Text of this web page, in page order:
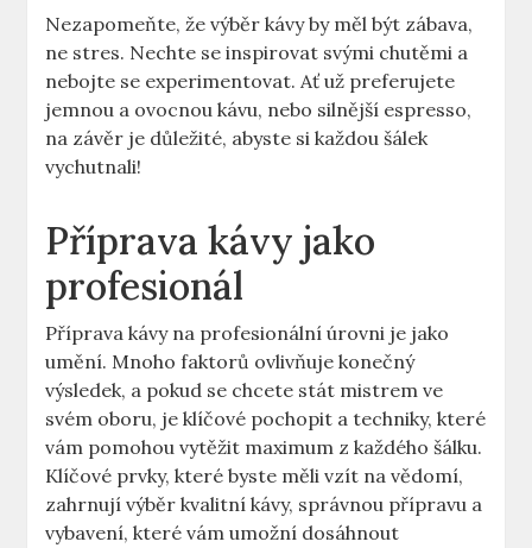
Nezapomeňte, že výběr kávy by měl být zábava,
ne stres. Nechte se inspirovat svými chutěmi a
nebojte se experimentovat. Ať už preferujete
jemnou a ovocnou kávu, nebo silnější espresso,
na závěr je důležité, abyste si každou šálek
vychutnali!
Příprava kávy jako
profesionál
Příprava kávy na profesionální úrovni je jako
umění. Mnoho faktorů ovlivňuje konečný
výsledek, a pokud se chcete stát mistrem ve
svém oboru, je klíčové pochopit a techniky, které
vám pomohou vytěžit maximum z každého šálku.
Klíčové prvky, které byste měli vzít na vědomí,
zahrnují výběr kvalitní kávy, správnou přípravu a
vybavení, které vám umožní dosáhnout